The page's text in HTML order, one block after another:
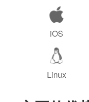
iOS
Linux